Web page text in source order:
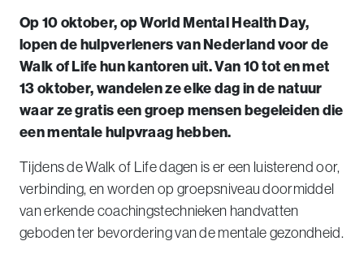
Op 10 oktober, op World Mental Health Day,
lopen de hulpverleners van Nederland voor de
Walk of Life hun kantoren uit. Van 10 tot en met
13 oktober, wandelen ze elke dag in de natuur
waar ze gratis een groep mensen begeleiden die
een mentale hulpvraag hebben.
Tijdens de Walk of Life dagen is er een luisterend oor,
verbinding, en worden op groepsniveau doormiddel
van erkende coachingstechnieken handvatten
geboden ter bevordering van de mentale gezondheid.